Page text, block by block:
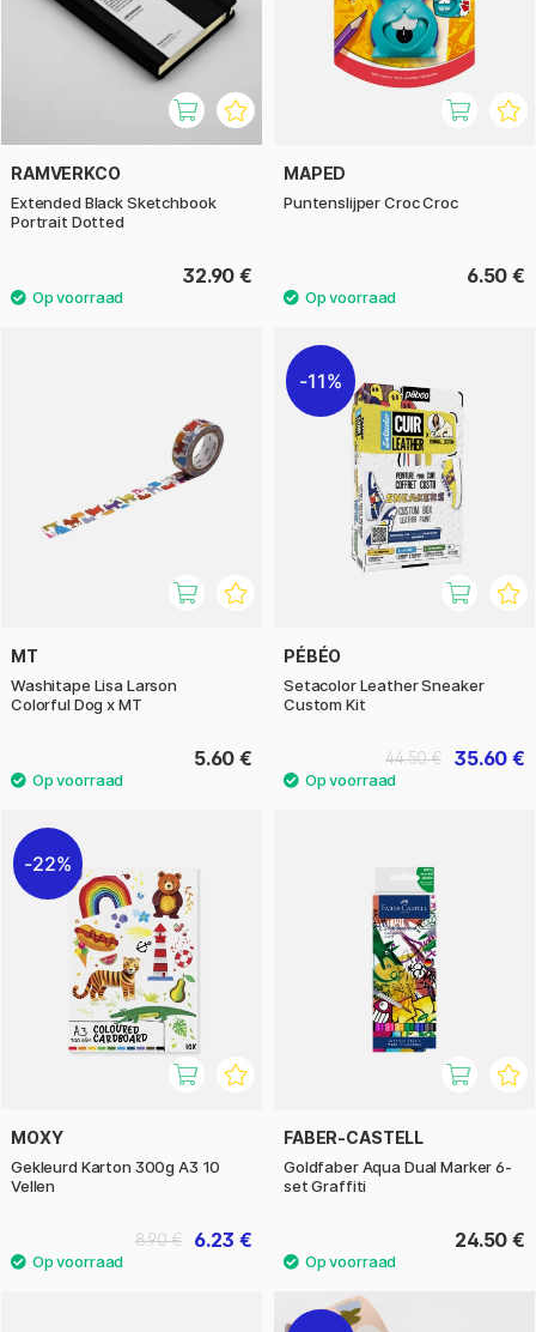
RAMVERKCO
Extended Black Sketchbook
Portrait Dotted
32.90 €
MAPED
Puntenslijper Croc Croc
6.50 €
MT
Washitape Lisa Larson
Colorful Dog x MT
5.60 €
11%
PÉBÉO
Setacolor Leather Sneaker
Custom Kit
35.60 €
44.50 €
22%
MOXY
Gekleurd Karton 300g A3 10
Vellen
6.23 €
8.90 €
FABER-CASTELL
Goldfaber Aqua Dual Marker 6-
set Graffiti
24.50 €